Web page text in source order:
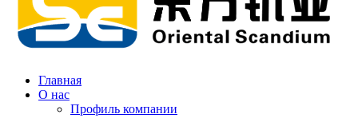
Главная
О нас
Профиль компании